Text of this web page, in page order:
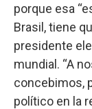
porque esa
Brasil, tiene
presidente
mundial. “A
concebimos,
político en la